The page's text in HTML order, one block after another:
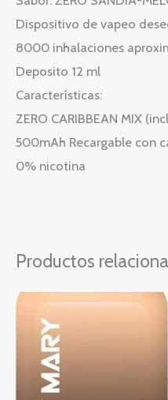
Dispositivo de vapeo
8000 inhalaciones
Deposito 12 ml
Características:
ZERO CARIBBEAN MIX
500mAh Recargable con
0% nicotina
Productos